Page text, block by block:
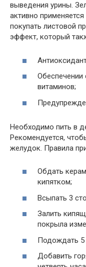
выведения урины.
активно
покупать листовой
эффект, который
Обеспечении
витаминов;
Необходимо пить в
Рекомендуется,
желудок. Правила
Обдать
кипятком;
Всыпать 3
Залить
покрыла
Подождать 5
Добавить